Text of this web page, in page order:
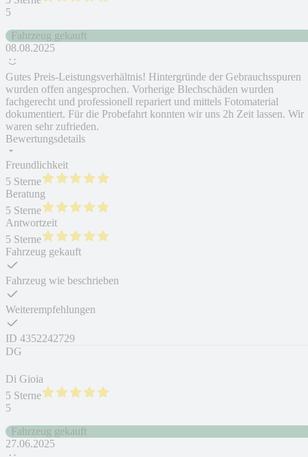
5
Fahrzeug gekauft
08.08.2025
Gutes Preis-Leistungsverhältnis! Hintergründe der Gebrauchsspuren
wurden offen angesprochen. Vorherige Blechschäden wurden
fachgerecht und professionell repariert und mittels Fotomaterial
dokumentiert. Für die Probefahrt konnten wir uns 2h Zeit lassen. Wir
waren sehr zufrieden.
Bewertungsdetails
Freundlichkeit
5 Sterne
Beratung
5 Sterne
Antwortzeit
5 Sterne
Fahrzeug gekauft
Fahrzeug wie beschrieben
Weiterempfehlungen
ID 4352242729
DG
Di Gioia
5 Sterne
5
Fahrzeug gekauft
27.06.2025